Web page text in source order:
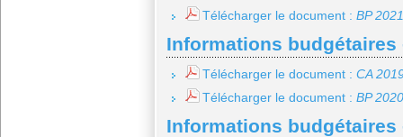
Télécharger le document : BP 2021
Informations budgétaires
Télécharger le document : CA
Télécharger le document : BP 2020
Informations budgétaires